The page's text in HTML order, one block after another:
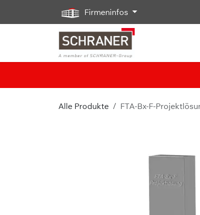
Zum Inhalt springen
Firmeninfos
Alle Produkte FTA-Bx-F-